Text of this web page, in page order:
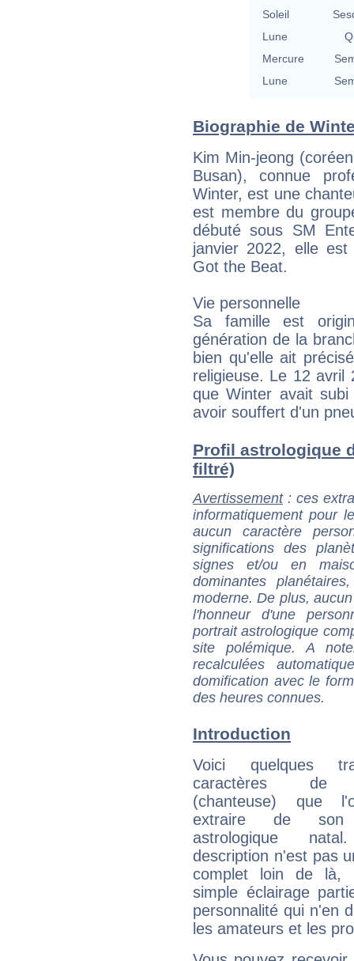
Soleil
Lune
Mercure
Lune
Biographie de
Kim Min-jeong
Busan), connue
Winter, est une
est membre du
débuté sous SM
janvier 2022, elle
Got the Beat.
Vie personnelle
Sa famille est
génération de la
bien qu'elle ait
religieuse. Le 12 avril
que Winter avait
avoir souffert d'un
Profil astrologique
filtré)
Avertissement: ces
informatiquement pour
aucun caractère
significations des
signes et/ou en
dominantes
moderne. De plus,
l'honneur d'une
portrait astrologique
site polémique. A
recalculées
domification avec le
des heures connues.
Introduction
Voici quelques
caractères de
(chanteuse) que
extraire de son
astrologique
description n'est pas
complet loin de là,
simple éclairage
personnalité qui n'en
les amateurs et les